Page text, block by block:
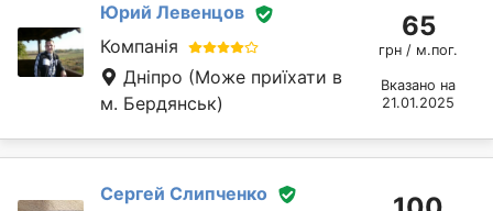
Юрий Левенцов
Компанія
Дніпро (Може приїхати в
м. Бердянськ)
65
грн / м.пог.
Вказано на
21.01.2025
Сергей Слипченко